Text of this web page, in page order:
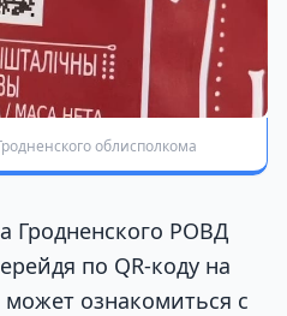
облисполкома
Гродненского РОВД
по QR-коду на
может ознакомиться с